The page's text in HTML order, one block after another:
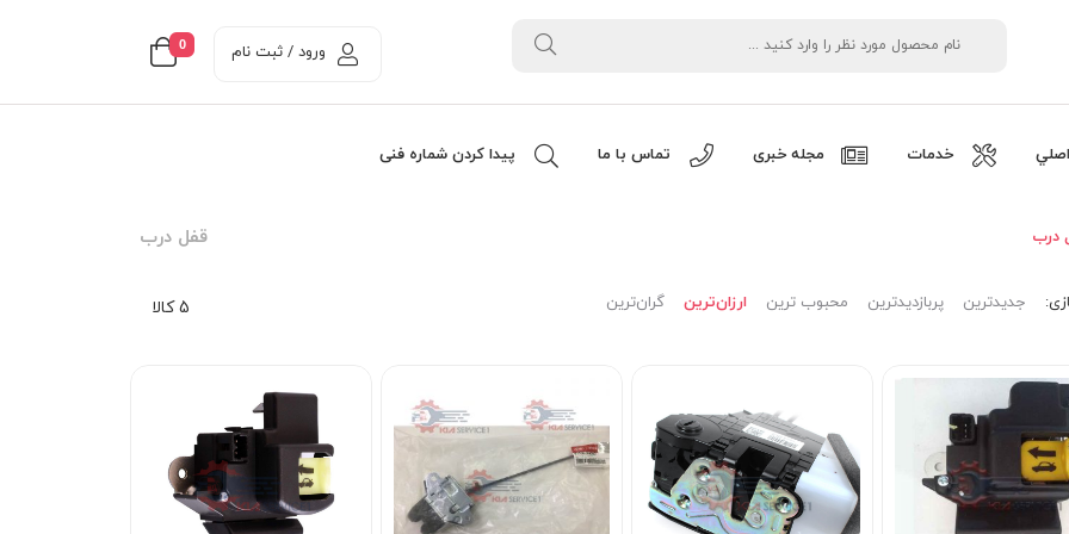
0 ورود / ثبت نام
خدمات مجله خبری تماس با ما پیدا کردن شماره فنی
قفل درب درب
5 کالا جدیدترین پربازدیدترین محبوب ترین ارزان‌ترین گران‌ترین